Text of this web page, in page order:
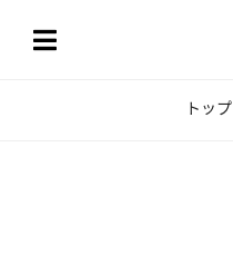
トップ